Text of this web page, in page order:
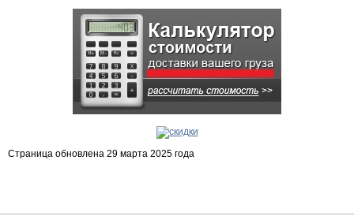
Страница обновлена 29 марта 2025 года